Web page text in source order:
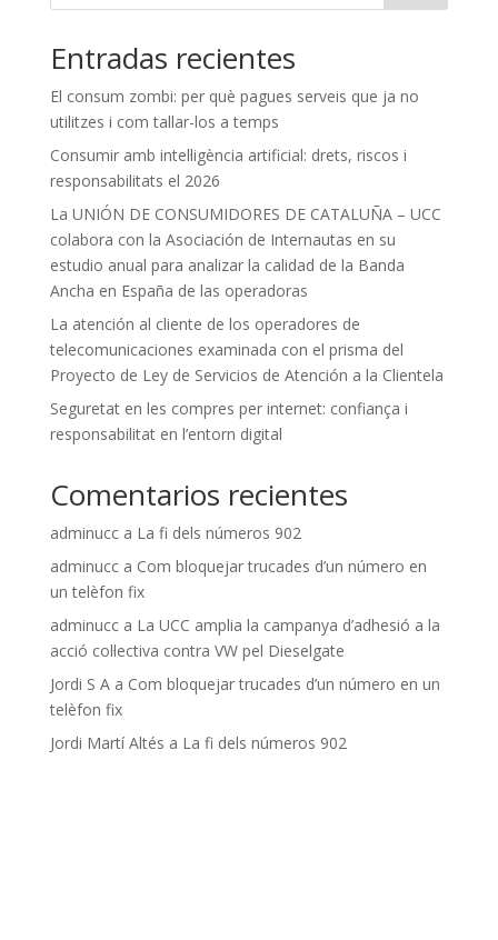
Entradas recientes
El consum zombi: per què pagues serveis que ja no
utilitzes i com tallar-los a temps
Consumir amb intel·ligència artificial: drets, riscos i
responsabilitats el 2026
La UNIÓN DE CONSUMIDORES DE CATALUÑA – UCC
colabora con la Asociación de Internautas en su
estudio anual para analizar la calidad de la Banda
Ancha en España de las operadoras
La atención al cliente de los operadores de
telecomunicaciones examinada con el prisma del
Proyecto de Ley de Servicios de Atención a la Clientela
Seguretat en les compres per internet: confiança i
responsabilitat en l’entorn digital
Comentarios recientes
adminucca La fi dels números 902
adminucca Com bloquejar trucades d’un número en
un telèfon fix
adminucca La UCC amplia la campanya d’adhesió a la
acció col·lectiva contra VW pel Dieselgate
Jordi S Aa Com bloquejar trucades d’un número en un
telèfon fix
Jordi Martí Altés a La fi dels números 902